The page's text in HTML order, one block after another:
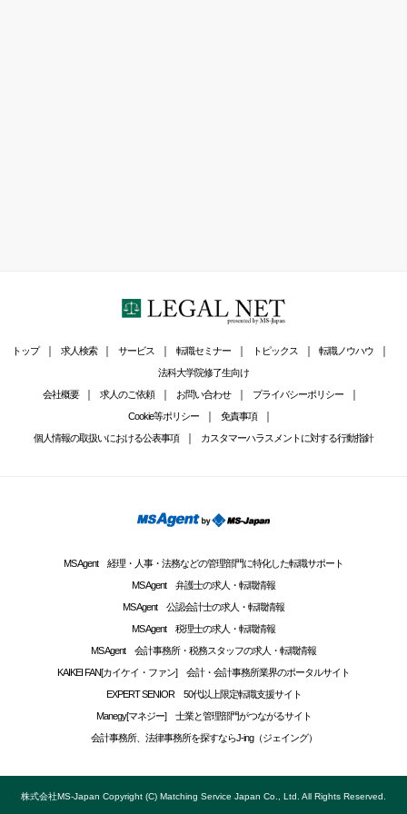
トップ 求人検索 サービス 転職セミナー トピックス
転職ノウハウ
法科大学院修了生向け
会社概要
求人のご依頼 お問い合わせ
プライバシーポリシー
Cookie等ポリシー
免責事項
個人情報の取扱いにおける公表事項
カスタマーハラスメントに対する行動指針
MS Agent 経理・人事・法務などの管理部門に特化した転職サポート
MS Agent 弁護士の求人・転職情報
MS Agent 公認会計士の求人・転職情報
MS Agent 税理士の求人・転職情報
MS Agent 会計事務所・税務スタッフの求人・転職情報
KAIKEI FAN[カイケイ・ファン] 会計・会計事務所業界のポータルサイト
EXPERT SENIOR 50代以上限定転職支援サイト
Manegy[マネジー] 士業と管理部門がつながるサイト
会計事務所、法律事務所を探すならJ-ing（ジェイング）
株式会社MS-Japan Copyright (C) Matching Service Japan Co., Ltd. All Rights Reserved.